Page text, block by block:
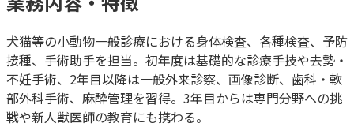
犬猫等の小動物一般診療における身体検査、各種検査、予防
接種、手術助手を担当。初年度は基礎的な診療手技や去勢・
不妊手術、2年目以降は一般外来診察、画像診断、歯科・軟
部外科手術、麻酔管理を習得。3年目からは専門分野への挑
戦や新人獣医師の教育にも携わる。